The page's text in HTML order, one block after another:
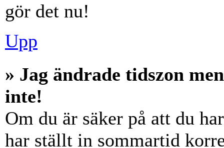
gör det nu!
Upp
» Jag ändrade tidszon
inte!
Om du är säker på att du
har ställt in sommartid